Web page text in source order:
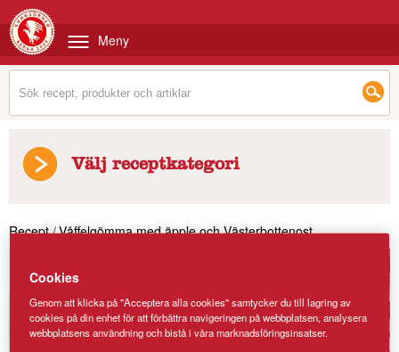
Meny
Välj receptkategori
Recept/Våffelgömma med äpple och Västerbottenost
Cookies
Genom att klicka på "Acceptera alla cookies" samtycker du till lagring av
cookies på din enhet för att förbättra navigeringen på webbplatsen, analysera
webbplatsens användning och bistå i våra marknadsföringsinsatser.